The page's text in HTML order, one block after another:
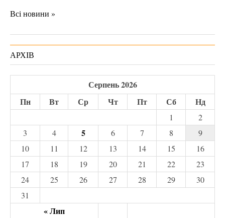
Всі новини »
АРХІВ
Серпень 2026
Пн
Вт Ср Чт Пт Сб Нд
« Лип
1
2
3
4 5 6 7 8
9
10
11 12 13 14 15
16
17
18 19 20 21 22
23
24
25 26 27 28 29
30
31